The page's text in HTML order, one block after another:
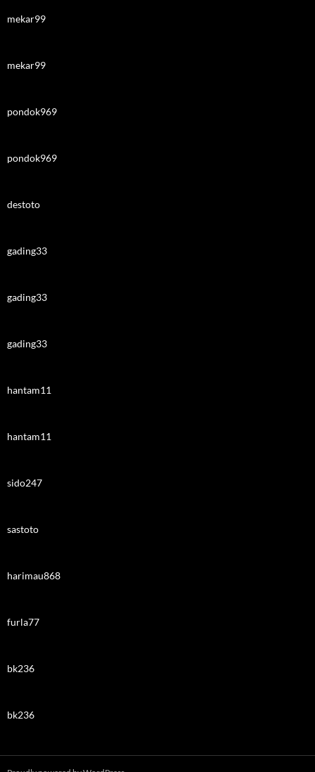
mekar99
mekar99
pondok969
pondok969
destoto
gading33
gading33
gading33
hantam11
hantam11
sido247
sastoto
harimau868
furla77
bk236
bk236